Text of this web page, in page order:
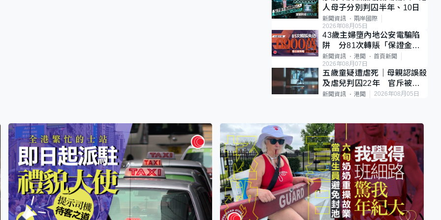
人母子分別判囚半年、10日
新聞資訊
兩岸國際
2026年08月05日
43歲主婦墮內地公安電騙陷
阱 分81次轉賬「保證金」
損失近6900萬元
新聞資訊 港聞
首頁新聞
2026年08月07日
五歲童疑遭虐死｜母親認誤殺
及虐兒判囚22年 官斥被告
殘忍、同類案最惡劣
新聞資訊 港聞 2026年08月05日